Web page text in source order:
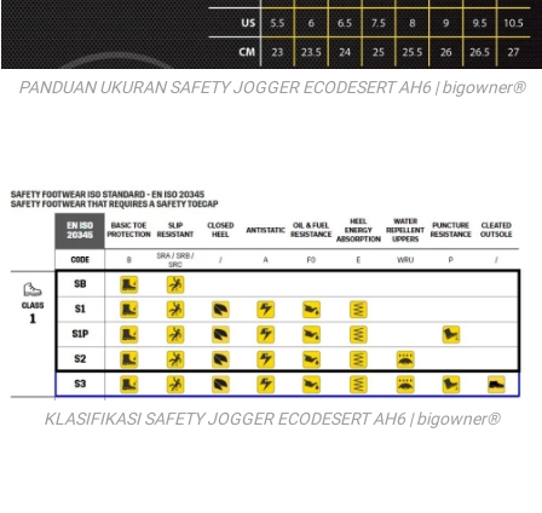
PANDUAN UKURAN SAFETY JOGGER ECODESERT AH6 | bigowner®
KLASIFIKASI SAFETY JOGGER ECODESERT AH6 | bigowner®